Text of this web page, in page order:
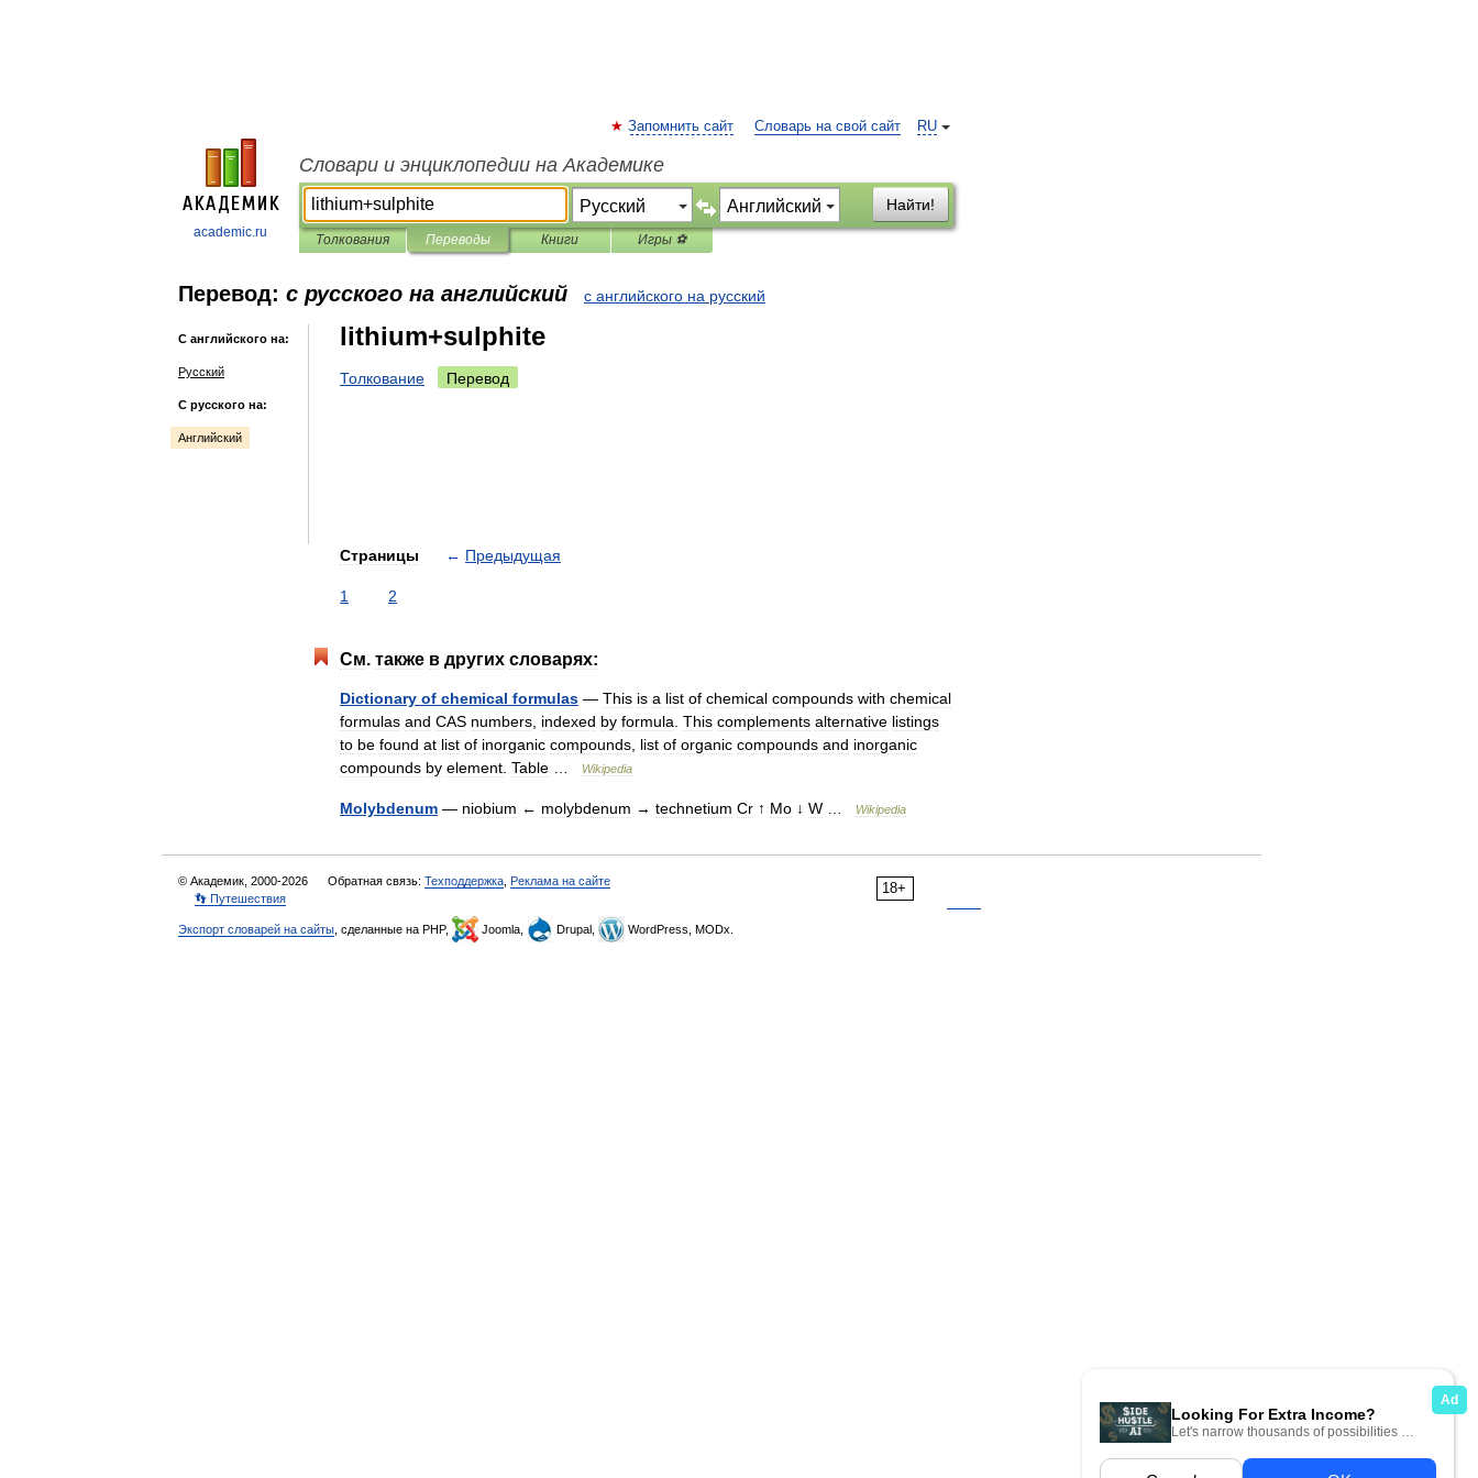
academic.ru
RU
Запомнить сайт Словарь на свой сайт
Словари и энциклопедии на Академике
Найти!
Толкования Переводы Книги Игры ⚽
Перевод: с русского на английский с английского на русский
С английского на:
Русский
С русского на:
Английский
lithium+sulphite
Толкование Перевод
Страницы ← Предыдущая
1 2
См. также в других словарях:
Dictionary of chemical formulas — This is a list of chemical compounds with chemical
formulas and CAS numbers indexed by formula This complements alternative listings
to be found at list of inorganic compounds list of organic compounds and inorganic
compounds by element Table Wikipedia
Molybdenum — niobium ← molybdenum → technetium Cr ↑ Mo ↓ W Wikipedia
18+
© Академик, 2000-2026 Обратная связь: Техподдержка Реклама на сайте
👣 Путешествия
Экспорт словарей на сайты , сделанные на PHP, Joomla, Drupal, WordPress, MODx.